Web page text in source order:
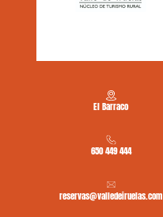
El Barraco
650 449 444
reservas@valledeiruelas.com